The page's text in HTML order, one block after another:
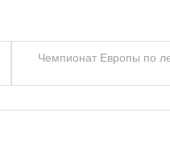
Чемпионат Европы по